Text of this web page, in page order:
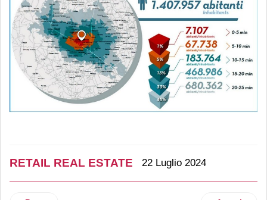
RETAIL REAL ESTATE 22 Luglio 2024